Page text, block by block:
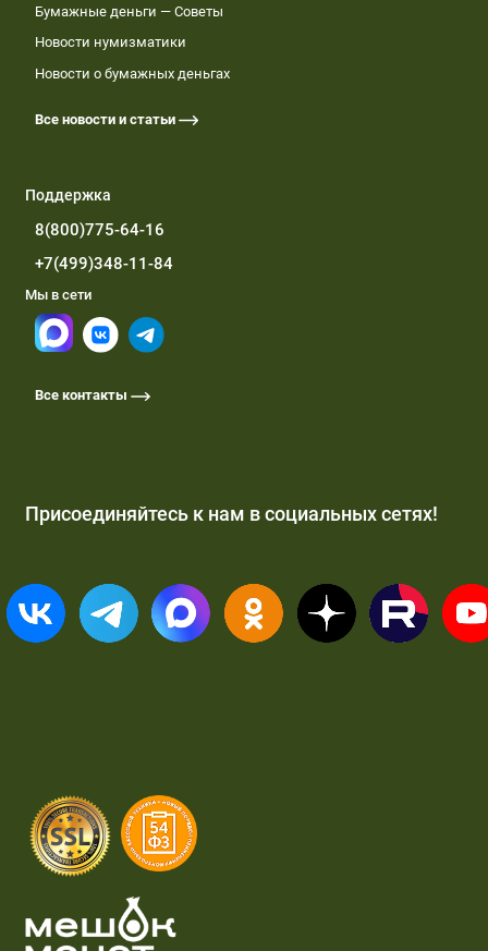
Бумажные деньги — Советы
Новости нумизматики
Новости о бумажных деньгах
Все новости и статьи
Поддержка
8(800)775-64-16
+7(499)348-11-84
Мы в сети
Все контакты
Присоединяйтесь к нам в социальных сетях!